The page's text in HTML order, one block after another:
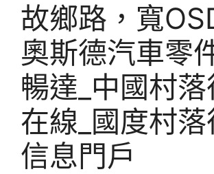
故鄉路，寬
奧斯德汽車零
暢達_中國村
在線_國度村落
信息門戶